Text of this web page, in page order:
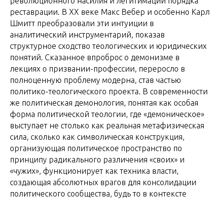
реставрации. В XX веке Макс Вебер и особенно Карл
Шмитт преобразовали эти интуиции в
аналитический инструментарий, показав
структурное сходство теологических и юридических
понятий. Сказанное впроброс о демонизме в
лекциях о призвании-профессии, переросло в
полноценную проблему модерна, став частью
политико-теологического проекта. В современности
же политическая демонология, понятая как особая
форма политической теологии, где «демоническое»
выступает не столько как реальная метафизическая
сила, сколько как символическая конструкция,
организующая политическое пространство по
принципу радикального различения «своих» и
«чужих», функционирует как техника власти,
создающая абсолютных врагов для консолидации
политического сообщества, будь то в контексте